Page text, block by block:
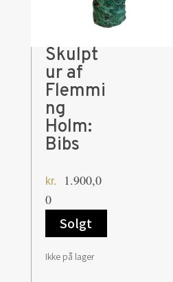
Skulpt
ur af
Flemmi
ng
Holm:
Bibs
kr.
1.900,0
0
Solgt
Ikke på lager